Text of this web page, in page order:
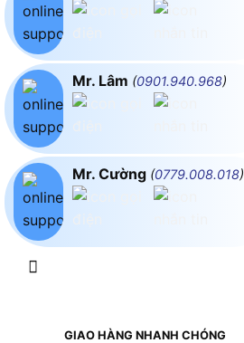
Mr. Lâm (0901.940.968)
Mr. Cường (0779.008.018)
GIAO HÀNG NHANH CHÓNG